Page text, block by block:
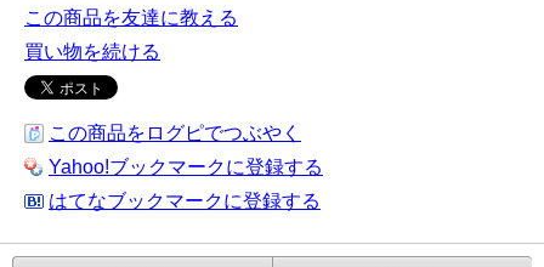
この商品を友達に教える
買い物を続ける
この商品をログピでつぶやく
Yahoo!ブックマークに登録する
はてなブックマークに登録する